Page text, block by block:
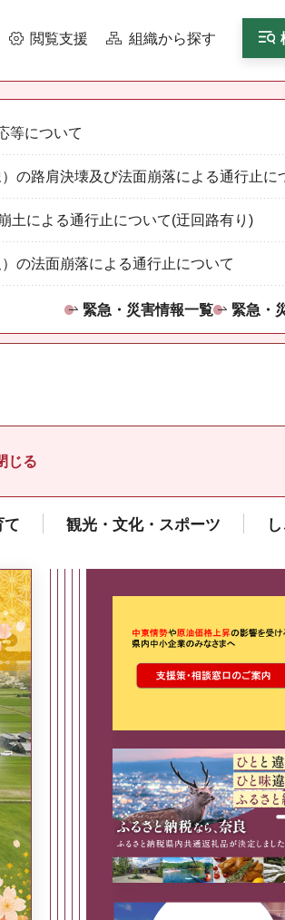
閲覧支援 組織から探す
等について
の路肩決壊及び法面崩落による通行止に
土による通行止について(迂回路有り)
の法面崩落による通行止について
緊急・災害情報一覧 緊急・
じる
て 観光・文化・スポーツ
ここから最大3つずつ
より奈良」
政策集